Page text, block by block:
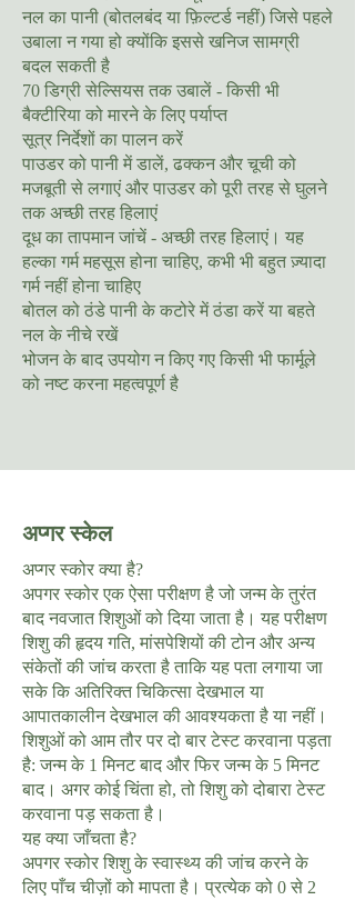
नल का पानी (बोतलबंद या फ़िल्टर्ड नहीं) जिसे पहले
उबाला न गया हो क्योंकि इससे खनिज सामग्री
बदल सकती है
70 डिग्री सेल्सियस तक उबालें - किसी भी
बैक्टीरिया को मारने के लिए पर्याप्त
सूत्र निर्देशों का पालन करें
पाउडर को पानी में डालें, ढक्कन और चूची को
मजबूती से लगाएं और पाउडर को पूरी तरह से घुलने
तक अच्छी तरह हिलाएं
दूध का तापमान जांचें - अच्छी तरह हिलाएं। यह
हल्का गर्म महसूस होना चाहिए, कभी भी बहुत ज़्यादा
गर्म नहीं होना चाहिए
बोतल को ठंडे पानी के कटोरे में ठंडा करें या बहते
नल के नीचे रखें
भोजन के बाद उपयोग न किए गए किसी भी फार्मूले
को नष्ट करना महत्वपूर्ण है
अप्गर स्केल
अप्गर स्कोर क्या है?
अपगर स्कोर एक ऐसा परीक्षण है जो जन्म के तुरंत
बाद नवजात शिशुओं को दिया जाता है। यह परीक्षण
शिशु की हृदय गति, मांसपेशियों की टोन और अन्य
संकेतों की जांच करता है ताकि यह पता लगाया जा
सके कि अतिरिक्त चिकित्सा देखभाल या
आपातकालीन देखभाल की आवश्यकता है या नहीं।
शिशुओं को आम तौर पर दो बार टेस्ट करवाना पड़ता
है: जन्म के 1 मिनट बाद और फिर जन्म के 5 मिनट
बाद। अगर कोई चिंता हो, तो शिशु को दोबारा टेस्ट
करवाना पड़ सकता है।
यह क्या जाँचता है?
अपगर स्कोर शिशु के स्वास्थ्य की जांच करने के
लिए पाँच चीज़ों को मापता है। प्रत्येक को 0 से 2